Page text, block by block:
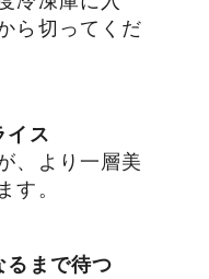
ら切ってくだ
イス
、より一層美
す。
るまで待つ